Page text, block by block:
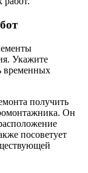
Укажите
временных
получить
Он
посоветует